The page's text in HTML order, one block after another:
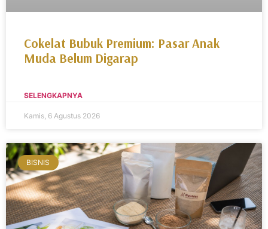
Cokelat Bubuk Premium: Pasar Anak
Muda Belum Digarap
SELENGKAPNYA
Kamis, 6 Agustus 2026
BISNIS